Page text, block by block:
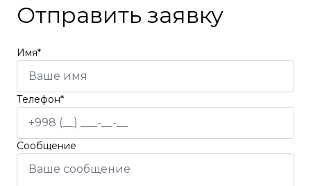
Отправить заявку
Имя*
Телефон*
Сообщение